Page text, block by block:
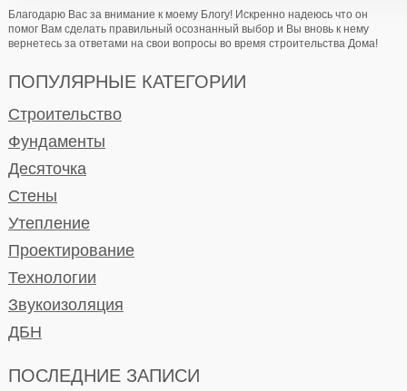
Благодарю Вас за внимание к моему Блогу! Искренно надеюсь что он
помог Вам сделать правильный осознанный выбор и Вы вновь к нему
вернетесь за ответами на свои вопросы во время строительства Дома!
ПОПУЛЯРНЫЕ КАТЕГОРИИ
Строительство
Фундаменты
Десяточка
Стены
Утепление
Проектирование
Технологии
Звукоизоляция
ДБН
ПОСЛЕДНИЕ ЗАПИСИ